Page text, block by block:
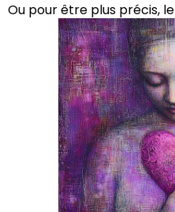
Ou pour être plus précis, le